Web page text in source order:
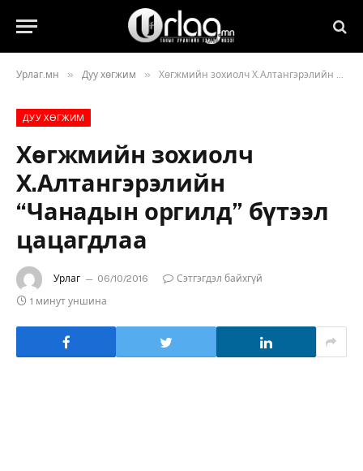
Урлаг.мн » Дуу хөгжим » Хѳгжмийн зохиолч Х.Алтангэрэлийн “Чанадын оргилд” бүтээл цацагдлаа
ДУУ ХӨГЖИМ
Хѳгжмийн зохиолч
Х.Алтангэрэлийн
“Чанадын оргилд” бүтээл
цацагдлаа
Урлаг 06/10/2016
Сэтгэгдэл байхгүй
1 минут уншина